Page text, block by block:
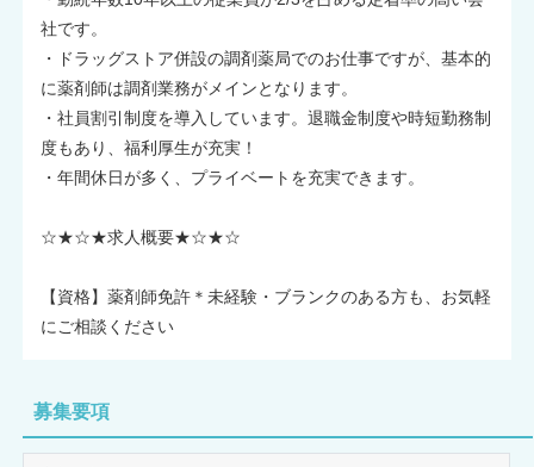
社です。
・ドラッグストア併設の調剤薬局でのお仕事ですが、基本的
に薬剤師は調剤業務がメインとなります。
・社員割引制度を導入しています。退職金制度や時短勤務制
度もあり、福利厚生が充実！
・年間休日が多く、プライベートを充実できます。
☆★☆★求人概要★☆★☆
【資格】薬剤師免許＊未経験・ブランクのある方も、お気軽
にご相談ください
募集要項